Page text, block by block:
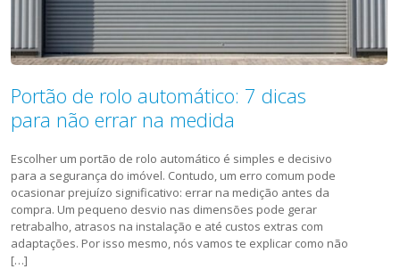
Portão de rolo automático: 7 dicas
para não errar na medida
Escolher um portão de rolo automático é simples e decisivo
para a segurança do imóvel. Contudo, um erro comum pode
ocasionar prejuízo significativo: errar na medição antes da
compra. Um pequeno desvio nas dimensões pode gerar
retrabalho, atrasos na instalação e até custos extras com
adaptações. Por isso mesmo, nós vamos te explicar como não
[…]